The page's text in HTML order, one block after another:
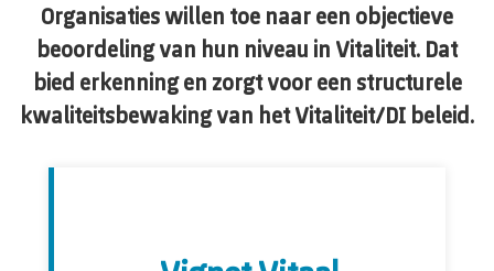
Organisaties willen toe naar een objectieve
beoordeling van hun niveau in Vitaliteit. Dat
bied erkenning en zorgt voor een structurele
kwaliteitsbewaking van het Vitaliteit/DI beleid.